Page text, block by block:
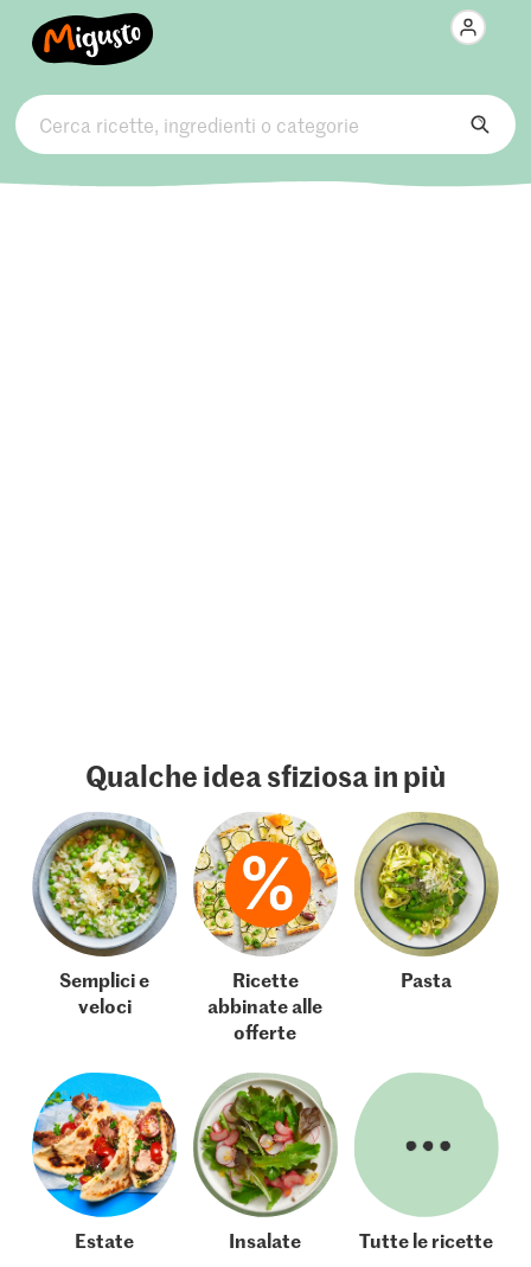
Qualche idea sfiziosa in più
Semplici e
veloci
Ricette
abbinate alle
offerte
Pasta
Estate Insalate Tutte le ricette